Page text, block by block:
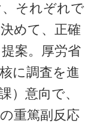
それぞれで
めて、正確
案。厚労省
に調査を進
）意向で、
重篤副反応